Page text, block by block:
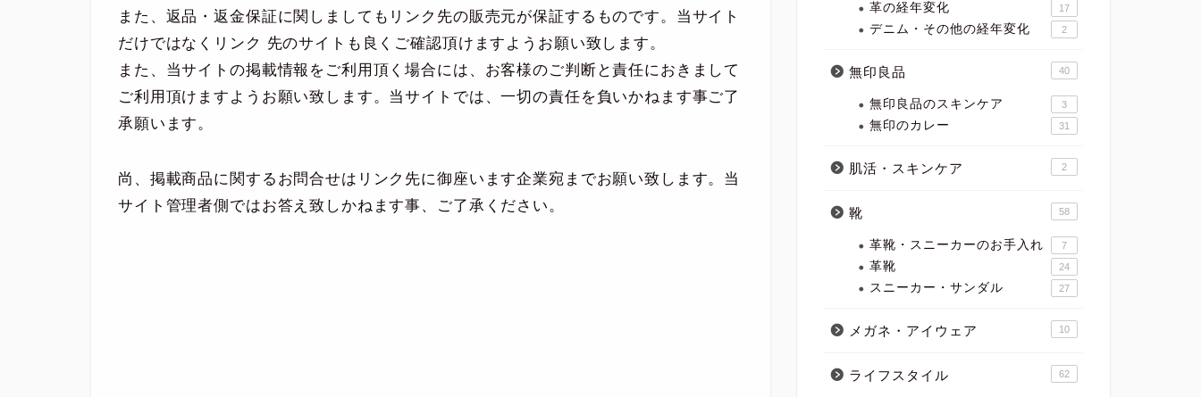
また、返品・返金保証に関しましてもリンク先の販売元が保証するものです。当サイト
だけではなくリンク 先のサイトも良くご確認頂けますようお願い致します。
また、当サイトの掲載情報をご利用頂く場合には、お客様のご判断と責任におきまして
ご利用頂けますようお願い致します。当サイトでは、一切の責任を負いかねます事ご了
承願います。
尚、掲載商品に関するお問合せはリンク先に御座います企業宛までお願い致します。当
サイト管理者側ではお答え致しかねます事、ご了承ください。
革の経年変化 17
デニム・その他の経年変化 2
無印良品 40
無印良品のスキンケア 3
無印のカレー 31
肌活・スキンケア 2
靴 58
革靴・スニーカーのお手入れ 7
革靴 24
スニーカー・サンダル 27
メガネ・アイウェア 10
ライフスタイル 62